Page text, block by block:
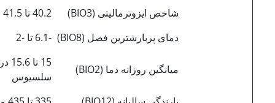
شاخص ایزوترمالیتی (BIO3)
40.2 تا 41.5
دمای پربارش­ترین فصل (BIO8)
-6.1 تا -2
میانگین روزانه دما (BIO2)
15
سلسیوس